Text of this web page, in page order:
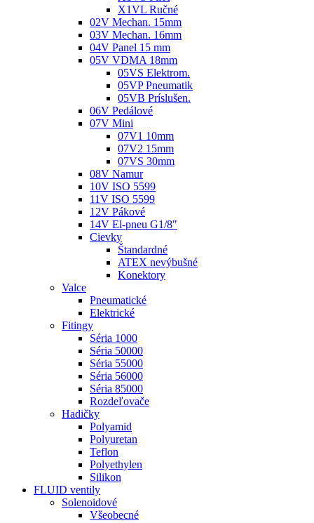
X1VL Ručné
02V Mechan. 15mm
03V Mechan. 16mm
04V Panel 15 mm
05V VDMA 18mm
05VS Elektrom.
05VP Pneumatik
05VB Príslušen.
06V Pedálové
07V Mini
07V1 10mm
07V2 15mm
07VS 30mm
08V Namur
10V ISO 5599
11V ISO 5599
12V Pákové
14V El-pneu G1/8"
Cievky
Štandardné
ATEX nevýbušné
Konektory
Valce
Pneumatické
Elektrické
Fitingy
Séria 1000
Séria 50000
Séria 55000
Séria 56000
Séria 85000
Rozdeľovače
Hadičky
Polyamid
Polyuretan
Teflon
Polyethylen
Silikon
FLUID ventily
Solenoidové
Všeobecné